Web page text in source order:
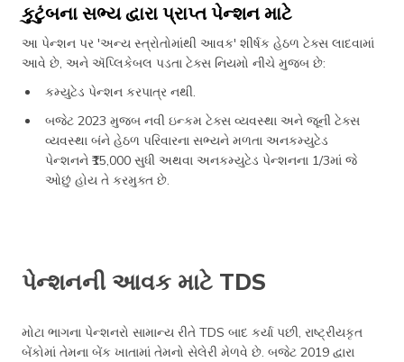
કુટુંબના સભ્ય દ્વારા પ્રાપ્ત પેન્શન માટે
આ પેન્શન પર 'અન્ય સ્ત્રોતોમાંથી આવક' શીર્ષક હેઠળ ટેક્સ લાદવામાં
આવે છે, અને ઍપ્લિકેબલ પડતા ટેક્સ નિયમો નીચે મુજબ છે:
કમ્યુટેડ પેન્શન કરપાત્ર નથી.
બજેટ 2023 મુજબ નવી ઇન્કમ ટેક્સ વ્યવસ્થા અને જૂની ટેક્સ
વ્યવસ્થા બંને હેઠળ પરિવારના સભ્યને મળતા અનકમ્યુટેડ
પેન્શનને ₹15,000 સુધી અથવા અનકમ્યુટેડ પેન્શનના 1/3માં જે
ઓછું હોય તે કરમુક્ત છે.
પેન્શનની આવક માટે TDS
મોટા ભાગના પેન્શનરો સામાન્ય રીતે TDS બાદ કર્યા પછી, રાષ્ટ્રીયકૃત
બેંકોમાં તેમના બેંક ખાતામાં તેમનો સેલેરી મેળવે છે. બજેટ 2019 દ્વારા